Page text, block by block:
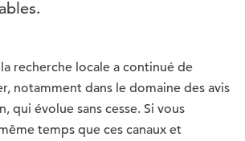
la recherche locale a continué de
notamment dans le domaine des avis
qui évolue sans cesse. Si vous
temps que ces canaux et